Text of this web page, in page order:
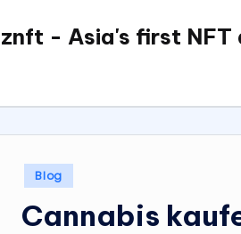
Skip
- Asia's first
Posted
in
Blog
Cannabis